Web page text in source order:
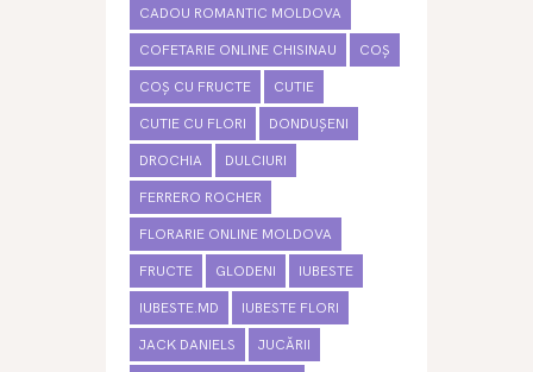
CADOU ROMANTIC MOLDOVA
COFETARIE ONLINE CHISINAU COȘ
COȘ CU FRUCTE CUTIE
CUTIE CU FLORI DONDUȘENI
DROCHIA DULCIURI
FERRERO ROCHER
FLORARIE ONLINE MOLDOVA
FRUCTE GLODENI IUBESTE
IUBESTE.MD IUBESTE FLORI
JACK DANIELS JUCĂRII